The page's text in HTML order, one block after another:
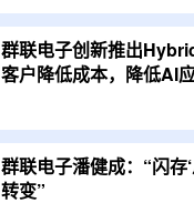
群联电子创新推出
客户降低成本，降低AI
群联电子潘健成：“闪存
转变”